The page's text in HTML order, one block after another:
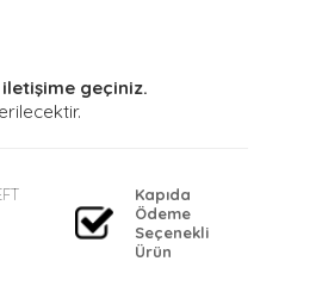
geçiniz.
Kapıda
Ödeme
Seçenekli
Ürün